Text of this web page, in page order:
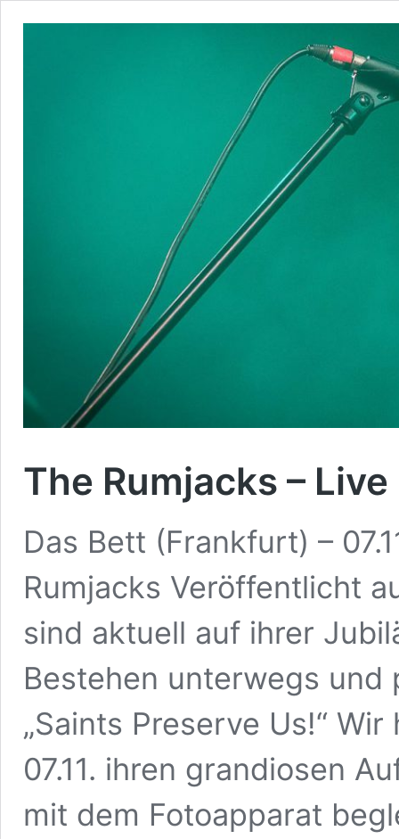
The Rumjacks –
Das Bett (Frankfurt) –
Rumjacks Veröffentlicht
sind aktuell auf ihrer
Bestehen unterwegs
„Saints Preserve Us!“
07.11. ihren grandiosen
mit dem Fotoapparat